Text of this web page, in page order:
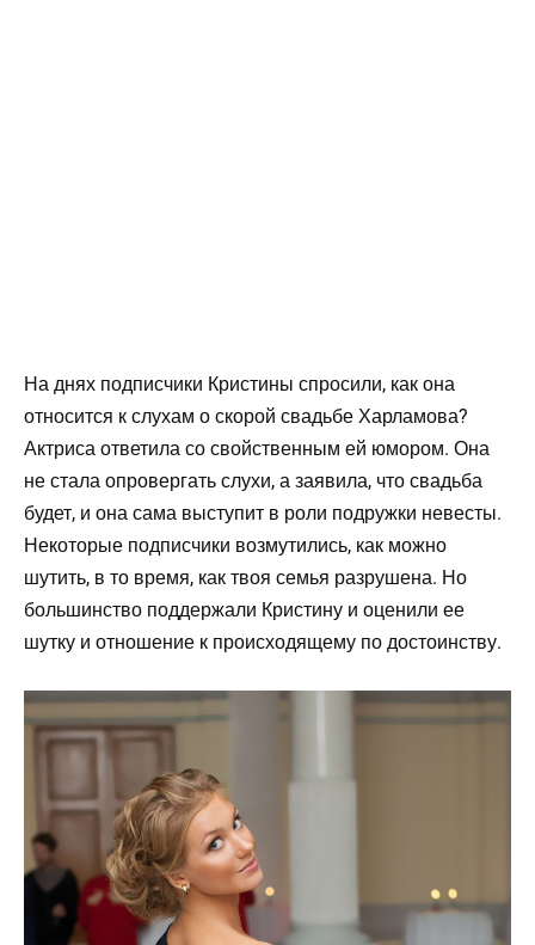
На днях подписчики Кристины спросили, как она
относится к слухам о скорой свадьбе Харламова?
Актриса ответила со свойственным ей юмором. Она
не стала опровергать слухи, а заявила, что свадьба
будет, и она сама выступит в роли подружки невесты.
Некоторые подписчики возмутились, как можно
шутить, в то время, как твоя семья разрушена. Но
большинство поддержали Кристину и оценили ее
шутку и отношение к происходящему по достоинству.